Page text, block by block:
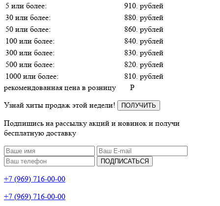
5 или более:
910. рублей
30 или более:
880. рублей
50 или более:
860. рублей
100 или более:
840. рублей
300 или более:
830. рублей
500 или более:
820. рублей
1000 или более:
810. рублей
рекомендованная цена в розницу
P
Узнай хиты продаж этой недели!
ПОЛУЧИТЬ
Подпишись на рассылку акций и новинок и получи
бесплатную доставку
ПОДПИСАТЬСЯ
+7 (969) 716-00-00
+7 (969) 716-00-00